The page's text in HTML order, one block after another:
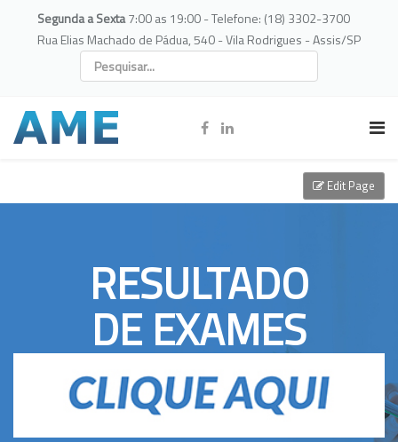
Segunda a Sexta7:00 as 19:00 - Telefone: (18) 3302-3700
Rua Elias Machado de Pádua, 540 - Vila Rodrigues - Assis/SP
RESULTADO
DE EXAMES
Edit Page